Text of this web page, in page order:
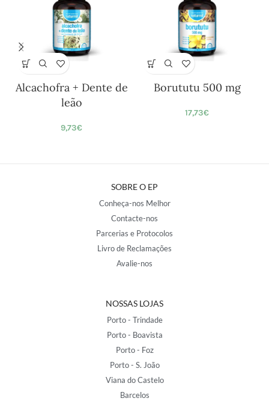
Alcachofra + Dente de
leão
9,73€
Borututu 500 mg
17,73€
SOBRE O EP
Conheça-nos Melhor
Contacte-nos
Parcerias e Protocolos
Livro de Reclamações
Avalie-nos
NOSSAS LOJAS
Porto - Trindade
Porto - Boavista
Porto - Foz
Porto - S. João
Viana do Castelo
Barcelos